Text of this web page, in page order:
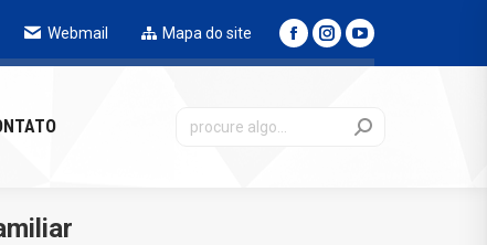
Webmail Mapa do site